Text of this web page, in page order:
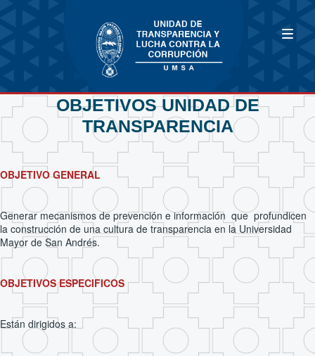
OBJETIVOS UNIDAD DE
TRANSPARENCIA
OBJETIVO GENERAL
Generar mecanismos de prevención e información que profundicen
la construcción de una cultura de transparencia en la Universidad
Mayor de San Andrés.
OBJETIVOS ESPECIFICOS
Están dirigidos a: